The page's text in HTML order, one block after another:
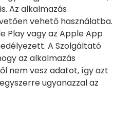
Az alkalmazás
vehető használatba.
Play vagy az Apple App
A Szolgáltató
az alkalmazás
nem vesz adatot, így azt
ugyanazzal az